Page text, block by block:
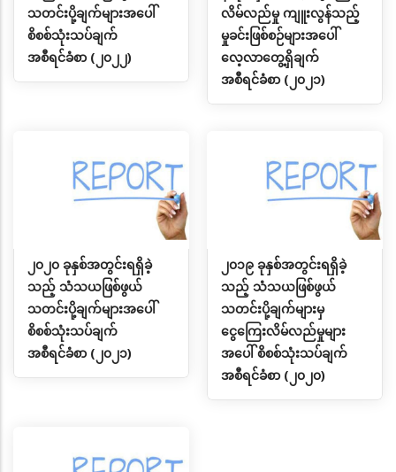
သတင်းပို့ချက်များအပေါ်
စိစစ်သုံးသပ်ချက်
အစီရင်ခံစာ (၂၀၂၂)
လိမ်လည်မှု ကျူးလွန်သည့်
မှုခင်းဖြစ်စဉ်များအပေါ်
လေ့လာတွေ့ရှိချက်
အစီရင်ခံစာ (၂၀၂၁)
၂၀၂၀ ခုနှစ်အတွင်းရရှိခဲ့
သည့် သံသယဖြစ်ဖွယ်
သတင်းပို့ချက်များအပေါ်
စိစစ်သုံးသပ်ချက်
အစီရင်ခံစာ (၂၀၂၁)
၂၀၁၉ ခုနှစ်အတွင်းရရှိခဲ့
သည့် သံသယဖြစ်ဖွယ်
သတင်းပို့ချက်များမှ
ငွေကြေးလိမ်လည်မှုများ
အပေါ် စိစစ်သုံးသပ်ချက်
အစီရင်ခံစာ (၂၀၂၀)